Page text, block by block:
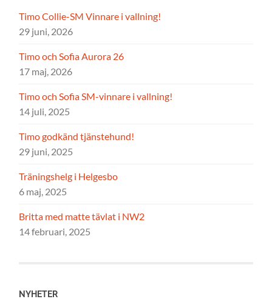
Timo Collie-SM Vinnare i vallning!
29 juni, 2026
Timo och Sofia Aurora 26
17 maj, 2026
Timo och Sofia SM-vinnare i vallning!
14 juli, 2025
Timo godkänd tjänstehund!
29 juni, 2025
Träningshelg i Helgesbo
6 maj, 2025
Britta med matte tävlat i NW2
14 februari, 2025
NYHETER